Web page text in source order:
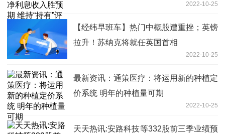
2022-10-25
【经纬早班车】热门中概股遭重挫；英镑
拉升！苏纳克将就任英国首相
2022-10-25
最新资讯：通策医疗：将运用新的种植定
价系统 明年的种植量可期
2022-10-25
天天热讯:安路科技等332股前三季业绩预